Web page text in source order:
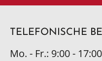
TELEFONISCHE
Mo. - Fr.: 9:00 -